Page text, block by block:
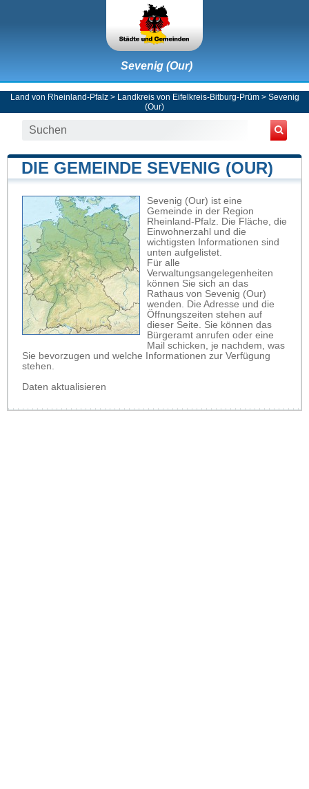
Sevenig (Our)
Land von Rheinland-Pfalz> Landkreis von Eifelkreis-Bitburg-Prüm> Sevenig
(Our)
DIE GEMEINDE SEVENIG (OUR)
Sevenig (Our) ist eine
Gemeinde in der Region
Rheinland-Pfalz. Die Fläche, die
Einwohnerzahl und die
wichtigsten Informationen sind
unten aufgelistet.
Für alle
Verwaltungsangelegenheiten
können Sie sich an das
Rathaus von Sevenig (Our)
wenden. Die Adresse und die
Öffnungszeiten stehen auf
dieser Seite. Sie können das
Bürgeramt anrufen oder eine
Mail schicken, je nachdem, was
Sie bevorzugen und welche Informationen zur Verfügung
stehen.
Daten aktualisieren